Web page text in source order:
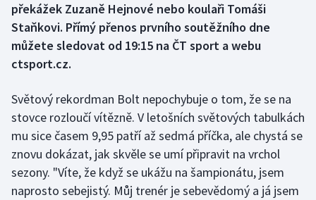
Futsal
Golf
Házená
Jezdectví
Judo
překážek Zuzaně Hejnové nebo koulaři Tomáši
Staňkovi. Přímý přenos prvního soutěžního dne
můžete sledovat od 19:15 na ČT sport a webu
ctsport.cz.
Světový rekordman Bolt nepochybuje o tom, že se na
stovce rozloučí vítězně. V letošních světových tabulkách
mu sice časem 9,95 patří až sedmá příčka, ale chystá se
znovu dokázat, jak skvěle se umí připravit na vrchol
sezony. "Víte, že když se ukážu na šampionátu, jsem
naprosto sebejistý. Můj trenér je sebevědomý a já jsem